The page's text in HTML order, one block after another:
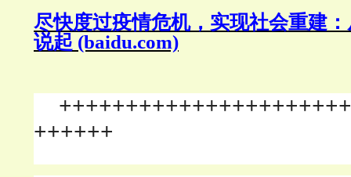
尽快度过疫情危机，实现社会重建
说起 (baidu.com)
++++++